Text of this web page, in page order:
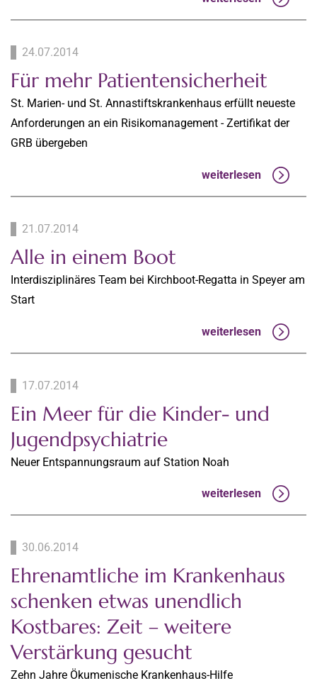
24.07.2014
Für mehr Patientensicherheit
St. Marien- und St. Annastiftskrankenhaus erfüllt neueste
Anforderungen an ein Risikomanagement - Zertifikat der
GRB übergeben
weiterlesen
21.07.2014
Alle in einem Boot
Interdisziplinäres Team bei Kirchboot-Regatta in Speyer am
Start
weiterlesen
17.07.2014
Ein Meer für die Kinder- und
Jugendpsychiatrie
Neuer Entspannungsraum auf Station Noah
weiterlesen
30.06.2014
Ehrenamtliche im Krankenhaus
schenken etwas unendlich
Kostbares: Zeit – weitere
Verstärkung gesucht
Zehn Jahre Ökumenische Krankenhaus-Hilfe